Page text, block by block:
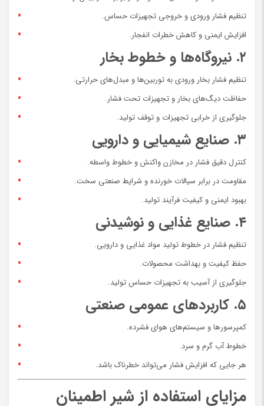
تنظیم فشار ورودی و خروجی تجهیزات حساس.
افزایش ایمنی و کاهش خطرات انفجار.
۲. نیروگاه‌ها و خطوط بخار
تنظیم فشار بخار ورودی به توربین‌ها و مبدل‌های حرارتی.
حفاظت دیگ‌های بخار و تجهیزات تحت فشار.
جلوگیری از خرابی تجهیزات و توقف تولید.
۳. صنایع شیمیایی و دارویی
کنترل دقیق فشار در مخازن واکنش و خطوط واسطه.
مقاومت در برابر سیالات خورنده و شرایط صنعتی سخت.
بهبود ایمنی و کیفیت فرآیند تولید.
۴. صنایع غذایی و نوشیدنی
تنظیم فشار در خطوط تولید مواد غذایی و دارویی.
حفظ کیفیت و بهداشت محصولات.
جلوگیری از آسیب به تجهیزات حساس تولید.
۵. کاربردهای عمومی صنعتی
کمپرسورها و سیستم‌های هوای فشرده.
خطوط آب گرم و سرد.
هر جایی که افزایش فشار می‌تواند خطرناک باشد.
مزایای استفاده از شیر اطمینان